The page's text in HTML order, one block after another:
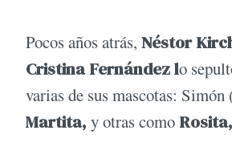
Pocos años atrás, Néstor
Cristina Fernández lo
varias de sus mascotas:
Martita, y otras como